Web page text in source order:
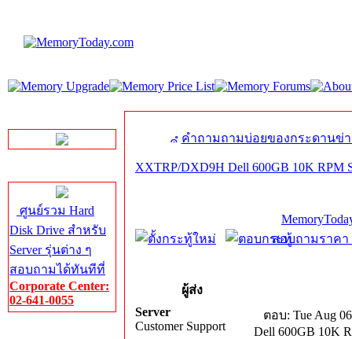
ศูนย์รวม Hard
Disk Drive สำหรับ
Server รุ่นต่าง ๆ
สอบถามได้ทันทีที่
Corporate Center:
02-641-0055
คำถามถามบ่อยของกระดานข่
XXTRP/DXD9H Dell 600GB 10K RPM
สอบถามราคา
ผู้ส่ง
Server
Customer Support
ตอบ: Tue Aug
Dell 600GB 10K